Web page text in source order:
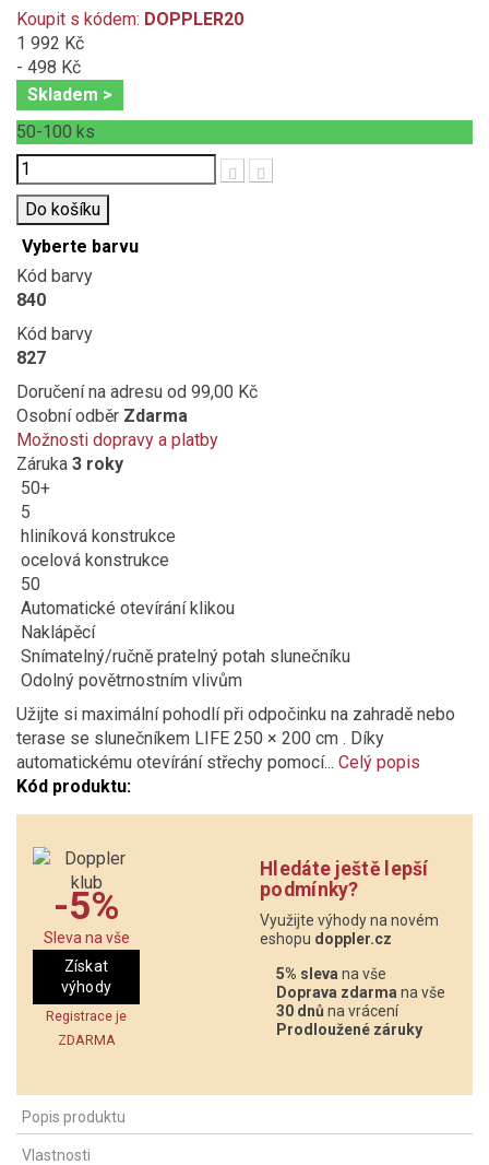
Koupit s kódem: DOPPLER20
1 992 Kč
- 498 Kč
Skladem >
50-100 ks
Počet
Do košíku
Vyberte barvu
Kód barvy
840
Kód barvy
827
Doručení na adresu od 99,00 Kč
Osobní odběr Zdarma
Možnosti dopravy a platby
Záruka 3 roky
50+
5
hliníková konstrukce
ocelová konstrukce
50
Automatické otevírání klikou
Naklápěcí
Snímatelný/ručně pratelný potah slunečníku
Odolný povětrnostním vlivům
Užijte si maximální pohodlí při odpočinku na zahradě nebo
terase se slunečníkem LIFE 250 × 200 cm . Díky
automatickému otevírání střechy pomocí... Celý popis
Kód produktu:
-5%
Sleva na vše
Získat
výhody
Registrace je
ZDARMA
Hledáte ještě lepší
podmínky?
Využijte výhody na novém
eshopu doppler.cz
5% sleva na vše
Doprava zdarma na vše
30 dnů na vrácení
Prodloužené záruky
Popis produktu
Vlastnosti